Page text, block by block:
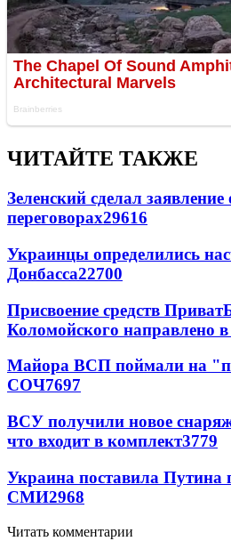
ЧИТАЙТЕ ТАКЖЕ
Зеленский сделал
переговорах29616
Украинцы определились
Донбасса22700
Присвоение средств
Коломойского направлено в
Майора ВСП поймали на
СОЧ7697
ВСУ получили новое
что входит в комплект3779
Украина поставила Путина
СМИ2968
Читать комментарии